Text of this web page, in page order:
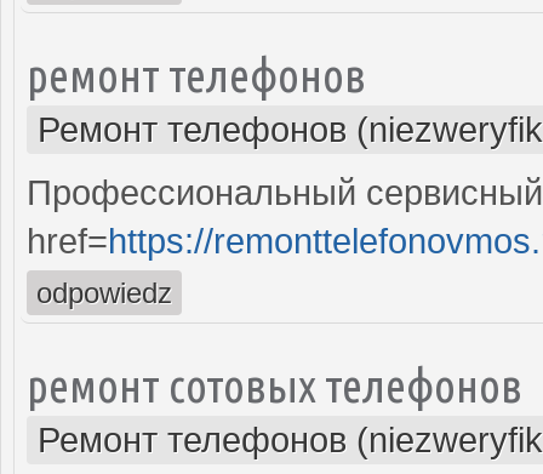
ремонт телефонов
Ремонт телефонов
Профессиональный
href=https://
odpowiedz
ремонт сотовых телефонов
Ремонт телефонов